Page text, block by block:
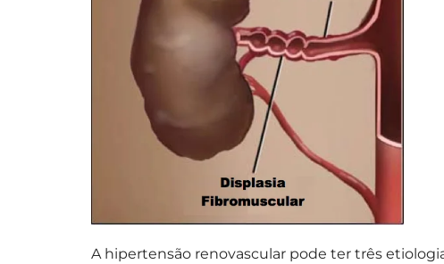
A hipertensão renovascular pode ter três